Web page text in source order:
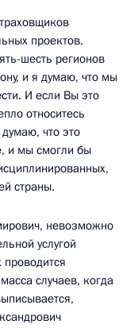
проектов.
шесть регионов
и я думаю, что мы
И если Вы это
относитесь
что это
и мы смогли бы
страны.
невозможно
услугой
проводится
случаев, когда